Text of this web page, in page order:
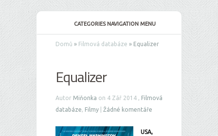
CATEGORIES NAVIGATION MENU
Domů » Filmová databáze » Equalizer
Equalizer
Autor Miňonka on 4 Zář 2014 , Filmová
databáze, Filmy Žádné komentáře
USA,